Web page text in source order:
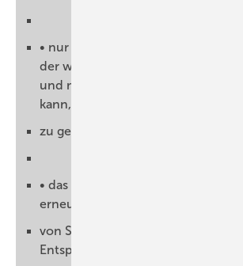
• nur über die Effizienz der
der weitere Anstieg der EEG-
und mittelfristig ihre Höhe gesenkt
kann, ohne die Energiewende
zu gefährden.
• das EEG über die fixe
erneuerbare Energien unabhängig
von Strombedarf und Marktpreis
Entsprechend unkontrolliert